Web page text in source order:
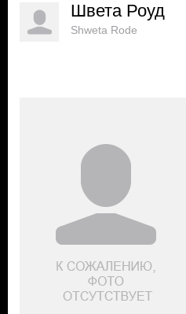
Швета Роуд
Shweta Rode